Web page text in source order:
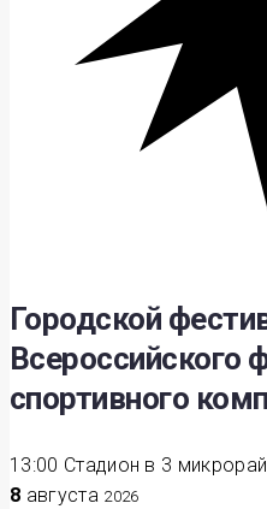
Городской
Всероссийского
спортивного
13:00 Стадион в 3
8 августа 2026